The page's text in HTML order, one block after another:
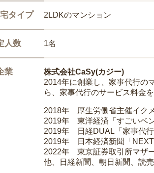
タイプ 2LDKのマンション
人数 1名
業
株式会社CaSy(カジー)
2014年に創業し、家事代行の
ら、家事代行のサービス料金
2018年 厚生労働省主催イク
2019年 東洋経済「すごいベ
2019年 日経DUAL「家事代
2019年 日本経済新聞「
2022年 東京証券取引所マザ
他、日経新聞、朝日新聞、読